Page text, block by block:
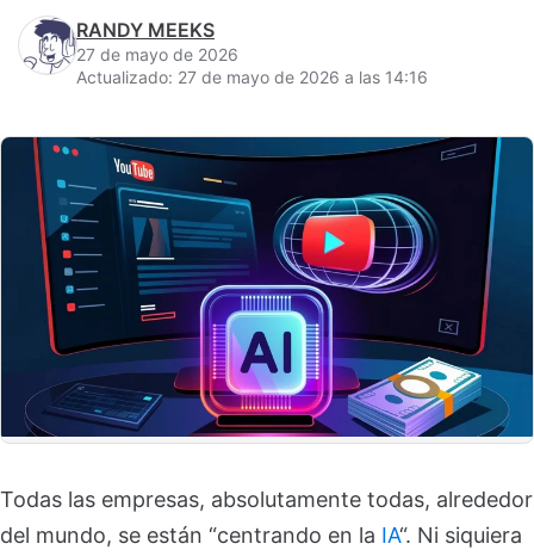
RANDY MEEKS
27 de mayo de 2026
Actualizado: 27 de mayo de 2026 a las 14:16
Todas las empresas, absolutamente todas, alrededor
del mundo, se están “centrando en la IA“. Ni siquiera